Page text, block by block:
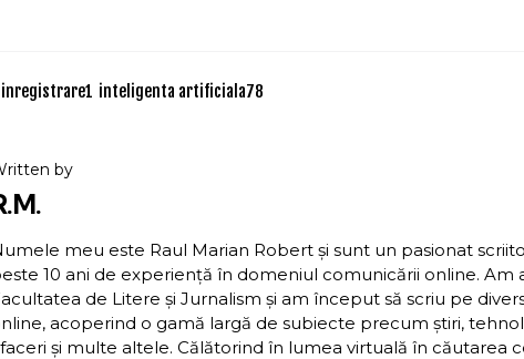
1 inteligenta artificiala78
by
meu este Raul Marian Robert și sunt un pasionat
10 ani de experiență în domeniul comunicării online. Am
de Litere și Jurnalism și am început să scriu pe
acoperind o gamă largă de subiecte precum știri,
și multe altele. Călătorind în lumea virtuală în căutarea